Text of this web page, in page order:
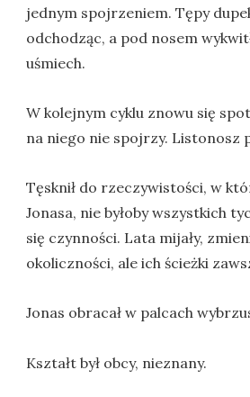
jednym spojrzeniem. Tępy
odchodząc, a pod nosem
uśmiech.
W kolejnym cyklu znowu się
na niego nie spojrzy. Listonosz
Tęsknił do rzeczywistości, w
Jonasa, nie byłoby wszystkich
się czynności. Lata mijały,
okoliczności, ale ich ścieżki
Jonas obracał w palcach
Kształt był obcy, nieznany.